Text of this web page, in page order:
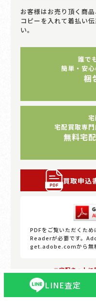
お客様はお売り頂く商
コピーを入れて着払い
い。
誰で
簡単・安心
梱
宅配買取専
無料宅
買取申込
PDFをご覧いただくた
Readerが必要です。
get.adobe.comから無
※宅配キットに
LINE査定